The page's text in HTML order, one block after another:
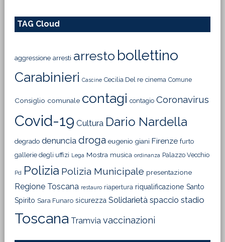
TAG Cloud
aggressione arresti arresto bollettino
Carabinieri Cascine Cecilia Del re cinema Comune
Consiglio comunale contagi contagio Coronavirus
Covid-19 Cultura Dario Nardella
degrado denuncia droga eugenio giani Firenze furto
gallerie degli uffizi Lega Mostra musica ordinanza Palazzo Vecchio
Pd Polizia Polizia Municipale presentazione
Regione Toscana restauro riapertura riqualificazione Santo
Spirito Sara Funaro sicurezza Solidarietà spaccio stadio
Toscana Tramvia vaccinazioni